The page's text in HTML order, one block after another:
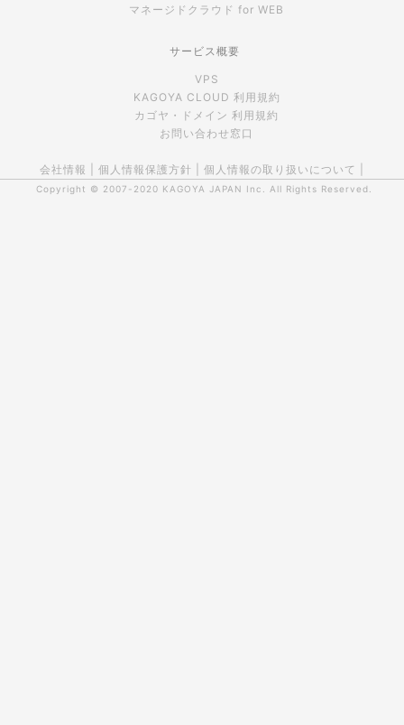
マネージドクラウド for WEB
サービス概要
VPS
KAGOYA CLOUD 利用規約
カゴヤ・ドメイン 利用規約
お問い合わせ窓口
会社情報 個人情報保護方針 個人情報の取り扱いについて
Copyright © 2007-2020 KAGOYA JAPAN Inc. All Rights Reserved.